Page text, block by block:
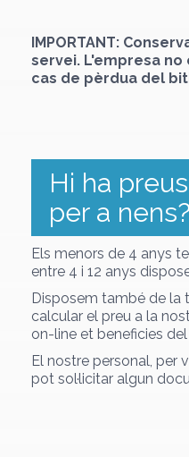
IMPORTANT:
servei. L'empresa
cas de pèrdua del
Hi ha
per a nens?
Els menors de 4 anys
entre 4 i 12 anys
Disposem també de la
calcular el preu a la
on-line et beneficies
El nostre personal, per
pot sol·licitar algun